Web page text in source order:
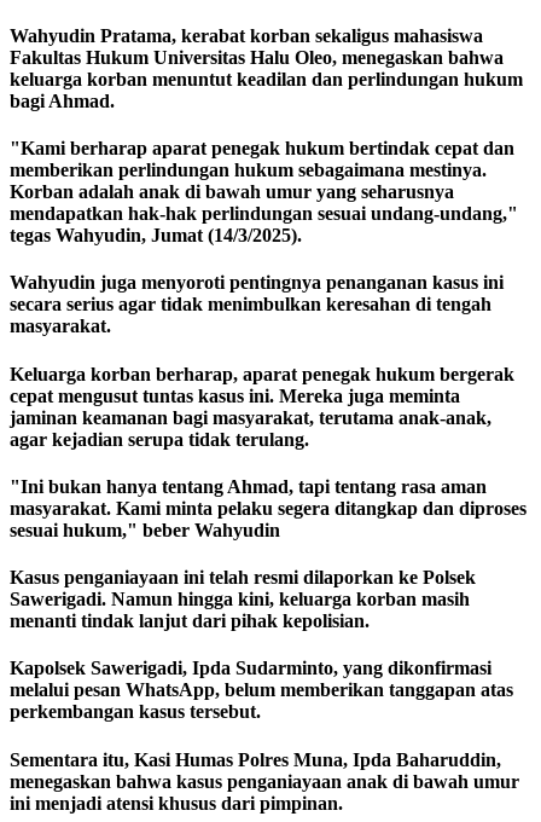
Wahyudin Pratama, kerabat korban sekaligus mahasiswa
Fakultas Hukum Universitas Halu Oleo, menegaskan bahwa
keluarga korban menuntut keadilan dan perlindungan hukum
bagi Ahmad.
"Kami berharap aparat penegak hukum bertindak cepat dan
memberikan perlindungan hukum sebagaimana mestinya.
Korban adalah anak di bawah umur yang seharusnya
mendapatkan hak-hak perlindungan sesuai undang-undang,"
tegas Wahyudin, Jumat (14/3/2025).
Wahyudin juga menyoroti pentingnya penanganan kasus ini
secara serius agar tidak menimbulkan keresahan di tengah
masyarakat.
Keluarga korban berharap, aparat penegak hukum bergerak
cepat mengusut tuntas kasus ini. Mereka juga meminta
jaminan keamanan bagi masyarakat, terutama anak-anak,
agar kejadian serupa tidak terulang.
"Ini bukan hanya tentang Ahmad, tapi tentang rasa aman
masyarakat. Kami minta pelaku segera ditangkap dan diproses
sesuai hukum," beber Wahyudin
Kasus penganiayaan ini telah resmi dilaporkan ke Polsek
Sawerigadi. Namun hingga kini, keluarga korban masih
menanti tindak lanjut dari pihak kepolisian.
Kapolsek Sawerigadi, Ipda Sudarminto, yang dikonfirmasi
melalui pesan WhatsApp, belum memberikan tanggapan atas
perkembangan kasus tersebut.
Sementara itu, Kasi Humas Polres Muna, Ipda Baharuddin,
menegaskan bahwa kasus penganiayaan anak di bawah umur
ini menjadi atensi khusus dari pimpinan.